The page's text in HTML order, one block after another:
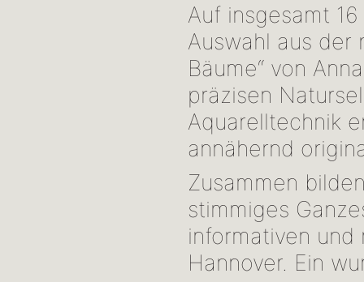
Auf insgesamt
Auswahl aus der
Bäume“ von
präzisen
Aquarelltechnik
annähernd
Zusammen
stimmiges
informativen und
Hannover. Ein